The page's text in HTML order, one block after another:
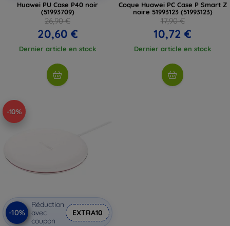
Huawei PU Case P40 noir
(51993709)
26,90 €
20,60 €
Dernier article en stock
Coque Huawei PC Case P Smart Z
noire 51993123 (51993123)
17,90 €
10,72 €
Dernier article en stock
-10%
-10%
Réduction
avec
coupon
EXTRA10